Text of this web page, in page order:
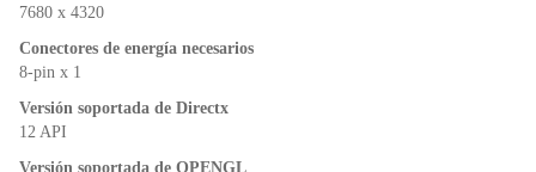
7680 x 4320
Conectores de energía necesarios
8-pin x 1
Versión soportada de Directx
12 API
Versión soportada de OPENGL